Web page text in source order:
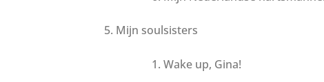
Mijn soulsisters
Wake up, Gina!